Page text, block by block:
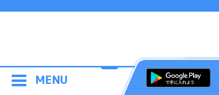
MENU